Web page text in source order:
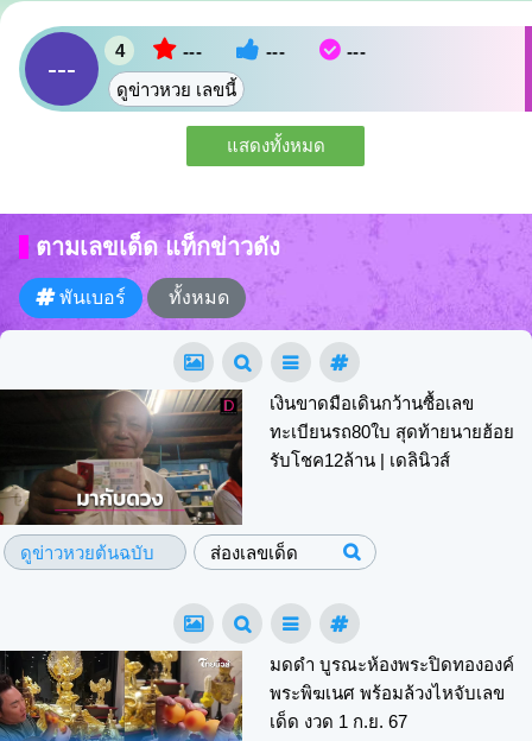
---
4 --- ---
---
ดูข่าวหวย เลขนี้
แสดงทั้งหมด
ตามเลขเด็ด แท็กข่าวดัง
พันเบอร์ ทั้งหมด
เงินขาดมือเดินกว้านซื้อเลข
ทะเบียนรถ80ใบ สุดท้ายนายฮ้อย
รับโชค12ล้าน | เดลินิวส์
ดูข่าวหวยต้นฉบับ ส่องเลขเด็ด
มดดำ บูรณะห้องพระปิดทององค์
พระพิฆเนศ พร้อมล้วงไหจับเลข
เด็ด งวด 1 ก.ย. 67